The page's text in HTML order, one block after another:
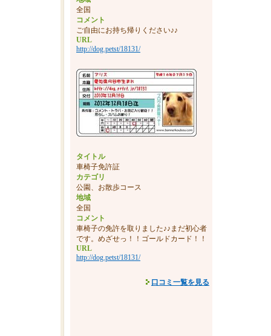
全国
コメント
ご自由にお持ち帰りください♪♪
URL
http://dog.petst/18131/
タイトル
車椅子免許証
カテゴリ
公園、お散歩コース
地域
全国
コメント
車椅子の免許を取りました♪♪まだ初心者
です。めざせっ！！ゴールドカード！！
URL
http://dog.petst/18131/
口コミ一覧を見る